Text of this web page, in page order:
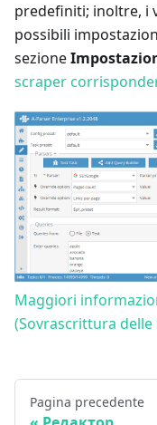
predefiniti; inoltre, i
possibili
sezione
scraper
Maggiori
(Sovrascrittura
Pagina precedente